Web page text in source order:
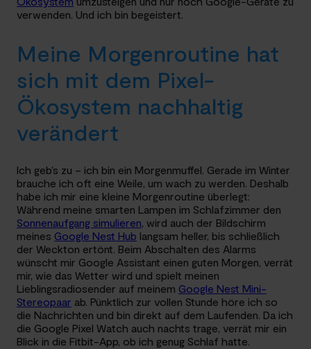
verwenden. Und ich bin begeistert.
Meine Morgenroutine hat
sich mit dem Pixel-
Ökosystem nachhaltig
verändert
Ich geb’s zu – ich bin ein Morgenmuffel. Gerade im Winter
brauche ich oft eine Weile, um wach zu werden. Deshalb
habe ich mir eine kleine Morgenroutine überlegt:
Während meine smarten Lampen im Schlafzimmer den
Sonnenaufgang simulieren, wird auch der Bildschirm
meines Google Nest Hub langsam heller, bis schließlich
der Weckton ertönt. Beim Abschalten des Alarms
wünscht mir Google Assistant einen guten Morgen, verrät
mir, wie das Wetter wird und spielt meinen
Lieblingsradiosender auf meinem Google Nest Mini-
Stereopaar ab. Pünktlich zur vollen Stunde höre ich so
die Nachrichten und bin direkt auf dem Laufenden. Da ich
die Google Pixel Watch auch nachts trage, verrät mir ein
Blick in die Fitbit-App, ob ich genug Schlaf hatte.